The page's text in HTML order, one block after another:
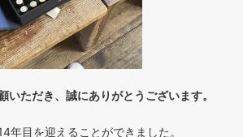
いただき、誠にありがとうございます。
年目を迎えることができました。